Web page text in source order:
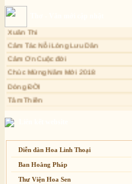
Sự thương-ghét của con người
Cải đạo: Nguyên nhân & giải pháp
Nỗi lòng của các bệnh nhân nghèo
An Giang: Tịnh thất Quy Nguyên
phát quà từ thiện tại xã Cư Yang
Tịnh xá Ngọc Đăng khai giảng Thiền
dành cho Người bận rộn
Cảm Tác Nỗi Lòng Lưu Dân
Cảm Ơn Cuộc đời
Chúc Mừng Năm Mới 2018
Dòng ĐỜI
Tâm Thiền
Chuông Ngân
Kính mừng Phật Đản
Anh không chết đâu em
Kiếp này
Diễn đàn Hoa Linh Thoại
Ban Hoằng Pháp
Thư Viện Hoa Sen